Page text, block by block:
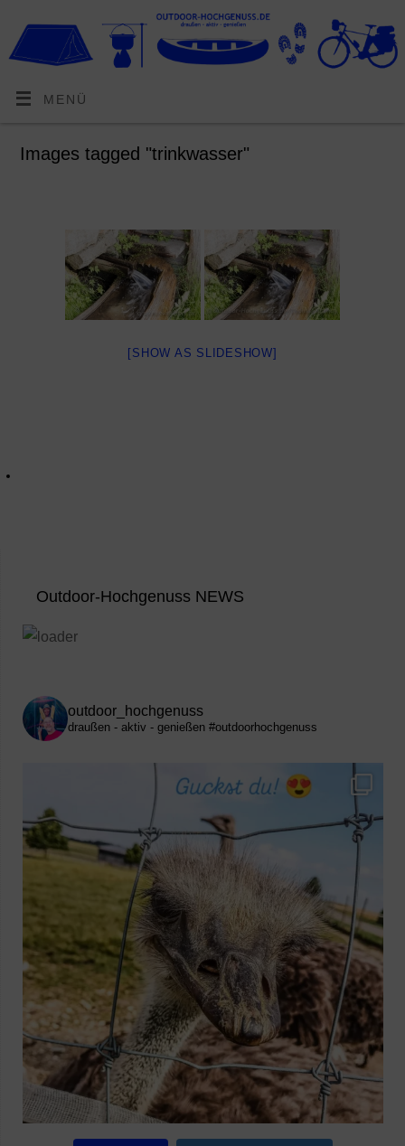
MENÜ
Images tagged "trinkwasser"
[SHOW AS SLIDESHOW]
Outdoor-Hochgenuss NEWS
outdoor_hochgenuss
draußen - aktiv - genießen #outdoorhochgenuss